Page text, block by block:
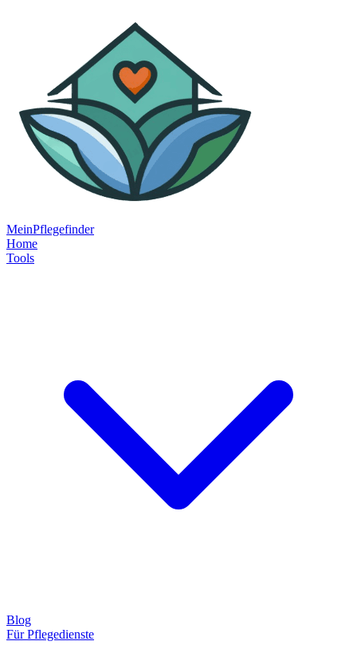
MeinPflegefinder
Home
Tools
Blog
Für Pflegedienste